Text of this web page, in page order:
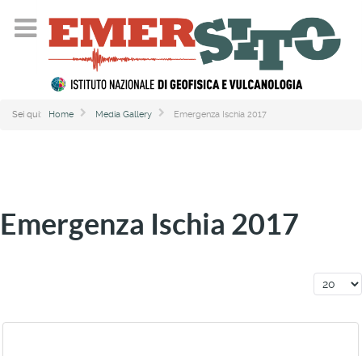
Sei qui: Home Media Gallery Emergenza Ischia 2017
Emergenza Ischia 2017